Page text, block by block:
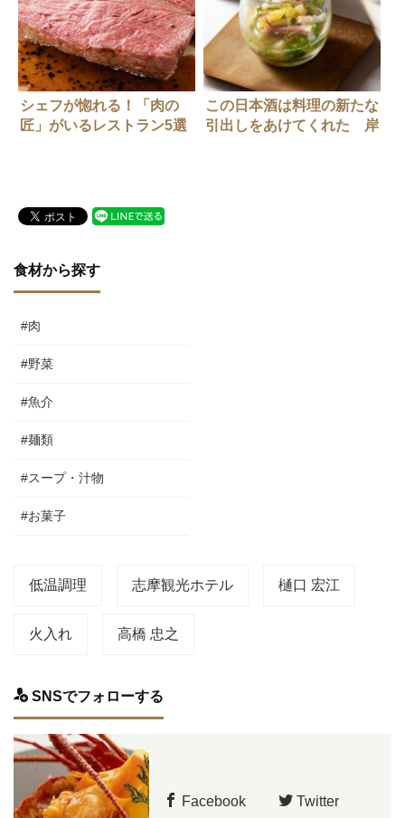
シェフが惚れる！「肉の
匠」がいるレストラン5選
この日本酒は料理の新たな
引出しをあけてくれた 岸
食材から探す
#肉
#野菜
#魚介
#麺類
#スープ・汁物
#お菓子
低温調理 志摩観光ホテル 樋口 宏江
火入れ 高橋 忠之
SNSでフォローする
Facebook Twitter